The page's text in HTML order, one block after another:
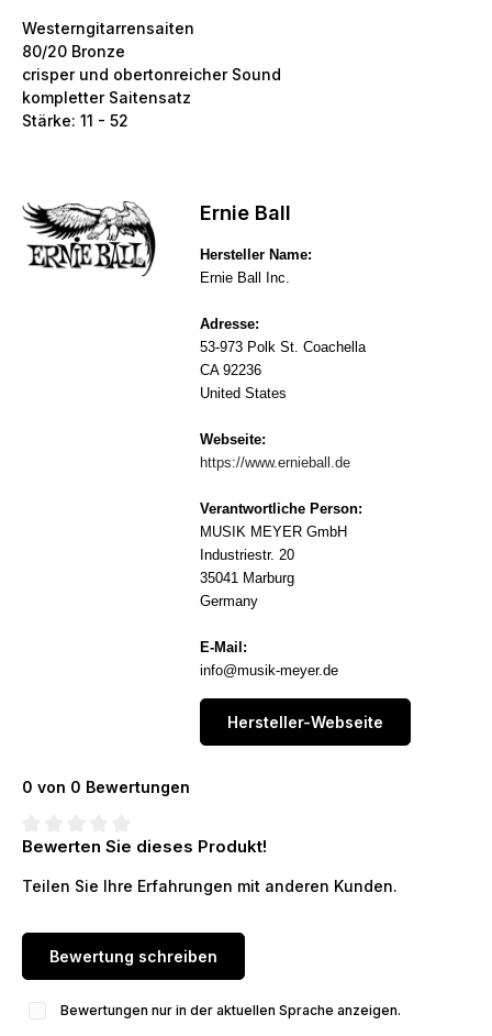
Westerngitarrensaiten
80/20 Bronze
crisper und obertonreicher Sound
kompletter Saitensatz
Stärke: 11 - 52
Ernie Ball
Hersteller Name:
Ernie Ball Inc.
Adresse:
53-973 Polk St. Coachella
CA 92236
United States
Webseite:
https://www.ernieball.de
Verantwortliche Person:
MUSIK MEYER GmbH
Industriestr. 20
35041 Marburg
Germany
E-Mail:
info@musik-meyer.de
Hersteller-Webseite
0 von 0 Bewertungen
Durchschnittliche Bewertung von 0 von 5 Sternen
Bewerten Sie dieses Produkt!
Teilen Sie Ihre Erfahrungen mit anderen Kunden.
Bewertung schreiben
Bewertungen nur in der aktuellen Sprache anzeigen.